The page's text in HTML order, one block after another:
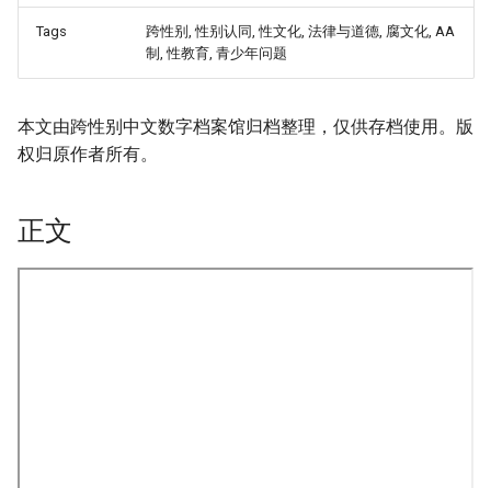
Tags
跨性别, 性别认同, 性文化, 法律与道德, 腐文化, AA
制, 性教育, 青少年问题
本文由跨性别中文数字档案馆归档整理，仅供存档使用。版
权归原作者所有。
正文